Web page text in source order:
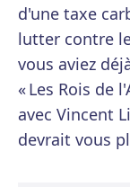
d'une taxe
lutter contre
vous aviez
« Les Rois de
avec Vincent
devrait vous